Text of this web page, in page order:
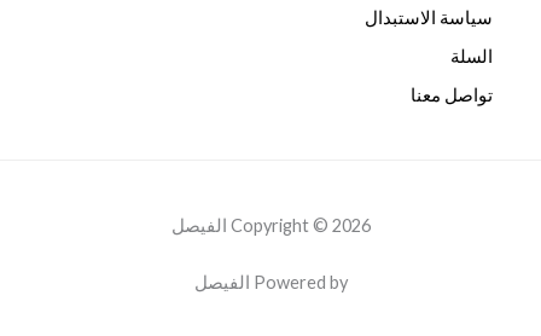
سياسة الاستبدال
السلة
تواصل معنا
Copyright © 2026 الفيصل
Powered by الفيصل